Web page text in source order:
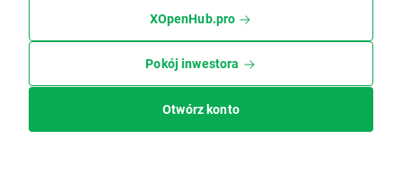
XOpenHub.pro
Pokój inwestora
Otwórz konto